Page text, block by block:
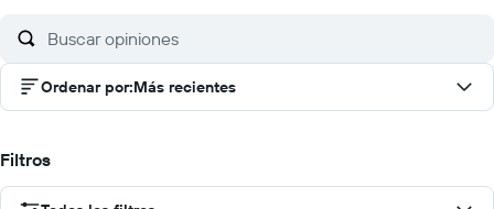
Ordenar por:Más recientes
Filtros